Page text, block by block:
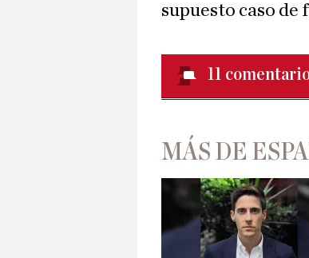
supuesto caso de
11
MÁS DE